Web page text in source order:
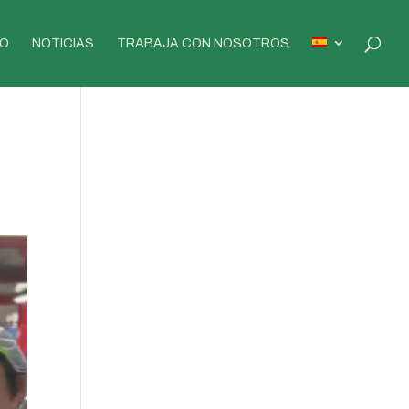
NOTICIAS TRABAJA CON NOSOTROS